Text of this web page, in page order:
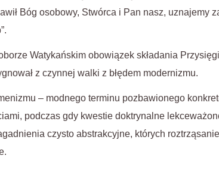
Bóg osobowy, Stwórca i Pan nasz, uznajemy
Watykańskim obowiązek składania
z czynnej walki z błędem modernizmu.
– modnego terminu pozbawionego
podczas gdy kwestie doktrynalne
czysto abstrakcyjne, których